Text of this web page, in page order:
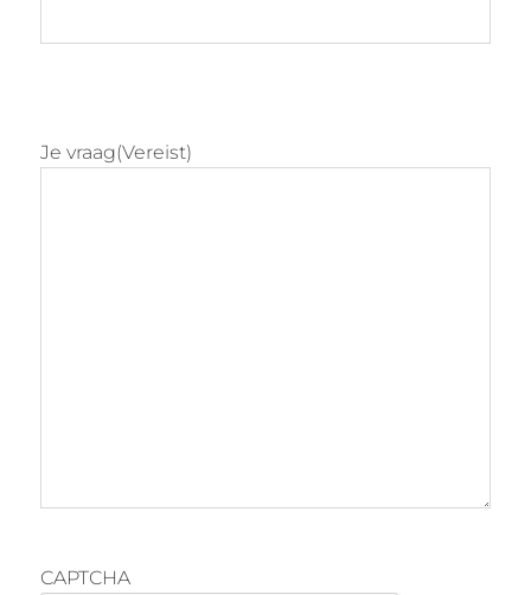
Je vraag(Vereist)
CAPTCHA